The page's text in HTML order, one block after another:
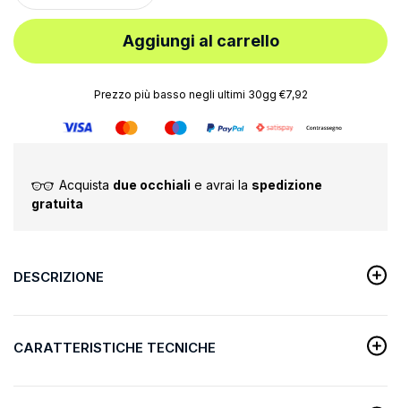
Aggiungi al carrello
Prezzo più basso negli ultimi 30gg €7,92
Acquista due occhiali e avrai la spedizione
gratuita
DESCRIZIONE
CARATTERISTICHE TECNICHE